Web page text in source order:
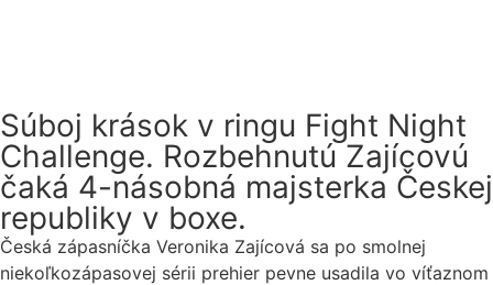
Súboj krások v ringu Fight Night
Challenge. Rozbehnutú Zajícovú
čaká 4-násobná majsterka Českej
republiky v boxe.
Česká zápasníčka Veronika Zajícová sa po smolnej
niekoľkozápasovej sérii prehier pevne usadila vo víťaznom